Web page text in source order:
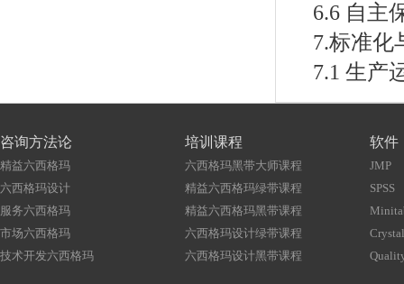
6.6 自主
7.标准化
7.1 生产
咨询方法论
精益六西格玛
六西格玛设计
服务六西格玛
市场六西格玛
技术开发六西格玛
培训课程
六西格玛黑带大师课程
精益六西格玛绿带课程
精益六西格玛黑带课程
六西格玛设计绿带课程
六西格玛设计黑带课程
软件
JMP
SPSS